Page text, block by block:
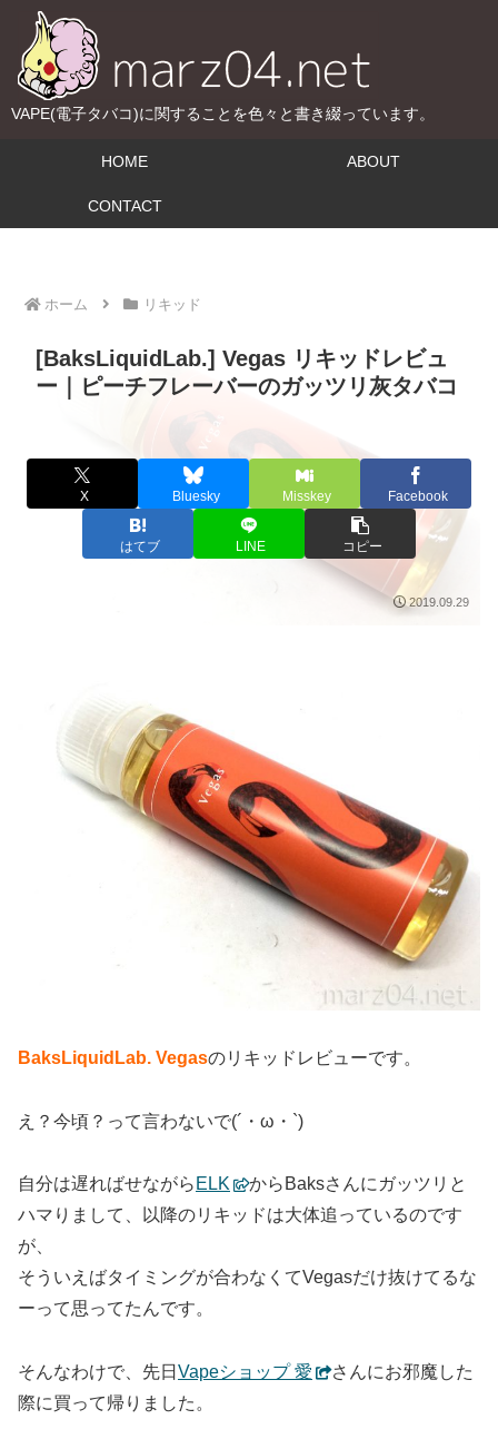
VAPE(電子タバコ)に関することを色々と書き綴っています。
HOME ABOUT
CONTACT
ホーム リキッド
[BaksLiquidLab.] Vegas リキッドレビュ
ー｜ピーチフレーバーのガッツリ灰タバコ
X Bluesky Misskey Facebook
はてブ LINE コピー
2019.09.29
BaksLiquidLab. Vegasのリキッドレビューです。
え？今頃？って言わないで(´・ω・`)
自分は遅ればせながら ELK
からBaksさんにガッツリと
ハマりまして、以降のリキッドは大体追っているのです
が、
そういえばタイミングが合わなくてVegasだけ抜けてるな
ーって思ってたんです。
そんなわけで、先日 Vapeショップ 愛
さんにお邪魔した
際に買って帰りました。